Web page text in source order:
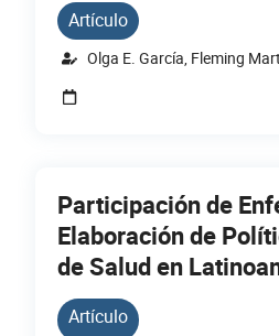
Artículo
Olga E. García, Fleming
Participación de
Elaboración de
de Salud en
Artículo